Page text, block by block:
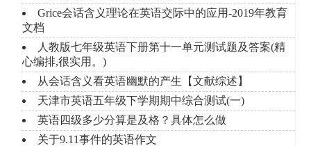
Grice会话含义理论在英语交际中的应用-2019年教育
文档
人教版七年级英语下册第十一单元测试题及答案(精
心编排,很实用。)
从会话含义看英语幽默的产生【文献综述】
天津市英语五年级下学期期中综合测试(一)
英语四级多少分算是及格？具体怎么做
关于9.11事件的英语作文